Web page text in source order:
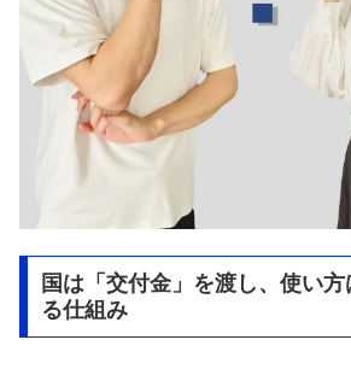
国は「交付金」を渡し、使い
る仕組み